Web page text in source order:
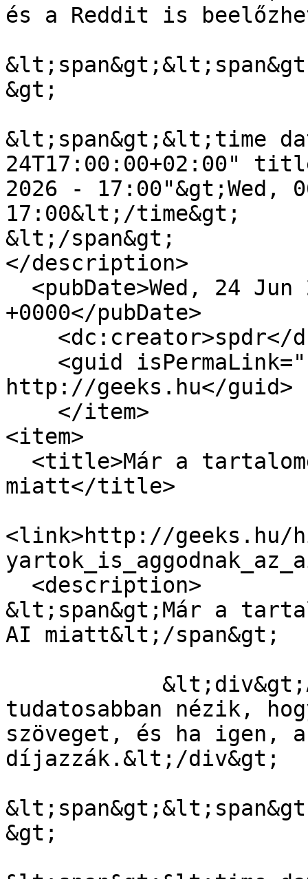
és a Reddit is
&gt;
&lt;span&gt;&lt;time
24T17:00:00+02:00"
2026 - 17:00"&gt;Wed,
17:00&lt;/time&gt;
&lt;/span&gt;
</description>
+0000</pubDate>
http://geeks.hu</guid>
<item>
miatt</title>
<link>http://geeks.hu/
&lt;span&gt;Már a
AI miatt&lt;/span&gt;
tudatosabban nézik,
szöveget, és ha igen,
díjazzák.&lt;/div&gt;
&gt;